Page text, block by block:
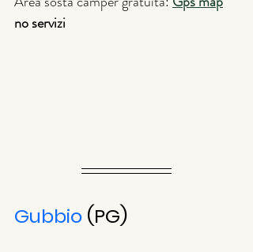
no servizi
Gubbio (PG)